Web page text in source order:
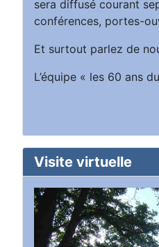
sera diffusé courant
conférences, portes-
Et surtout parlez de
L’équipe « les 60 ans
Visite virtuelle